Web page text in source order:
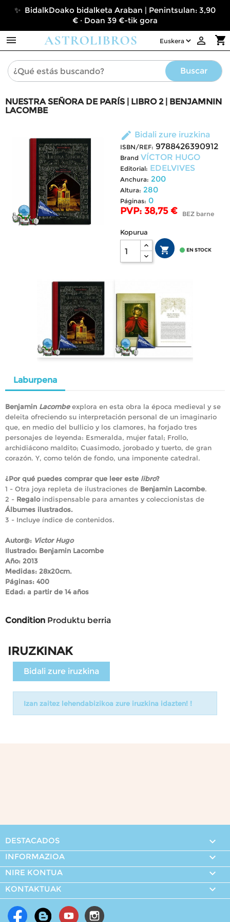
✨ BidalkDoako bidalketa Araban | Penintsulan: 3,90
€ · Doan 39 €-tik gora
 shopping_cart

Buscar
NUESTRA SEÑORA DE PARÍS | LIBRO 2 | BENJAMNIN
LACOMBE
edit Bidali zure iruzkina
ISBN/REF: 9788426390912
Brand VÍCTOR HUGO
Editorial: EDELVIVES
Anchura: 200
Altura: 280
Páginas: 0
PVP: 38,75 € BEZ barne
Kopurua
  EN STOCK
Laburpena
Benjamin Lacombeexplora en esta obra la época medieval y se
deleita ofreciendo su interpretación personal de un imaginario
que, en medio del bullicio y los clamores, ha forjado tres
personajes de leyenda: Esmeralda, mujer fatal; Frollo,
archidiácono maldito; Cuasimodo, jorobado y tuerto, de gran
corazón. Y, como telón de fondo, una imponente catedral.
¿Por qué puedes comprar que leer este libro?
1 - Otra joya repleta de ilustraciones de Benjamin Lacombe.
2 - Regaloindispensable para amantes y coleccionistas de
Álbumes ilustrados.
3 - Incluye índice de contenidos.
Autor@: Victor Hugo
Ilustrado: Benjamin Lacombe
Año: 2013
Medidas: 28x20cm.
Páginas: 400
Edad: a partir de 14 años
Condition Produktu berria
IRUZKINAK
Bidali zure iruzkina
Izan zaitez lehendabizikoa zure iruzkina idazten! !
DESTACADOS 
INFORMAZIOA 
NIRE KONTUA 
KONTAKTUAK 